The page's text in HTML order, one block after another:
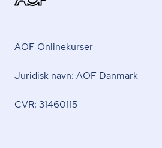
AOF Onlinekurser
Juridisk navn: AOF Danmark
CVR: 31460115